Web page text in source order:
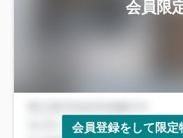
会員限
会員登録をして限定